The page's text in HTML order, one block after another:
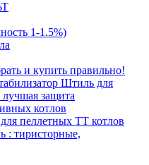
1-1.5%)
и купить правильно!
Штиль для
лучшая защита
котлов
пеллетных ТТ котлов
: тиристорные,